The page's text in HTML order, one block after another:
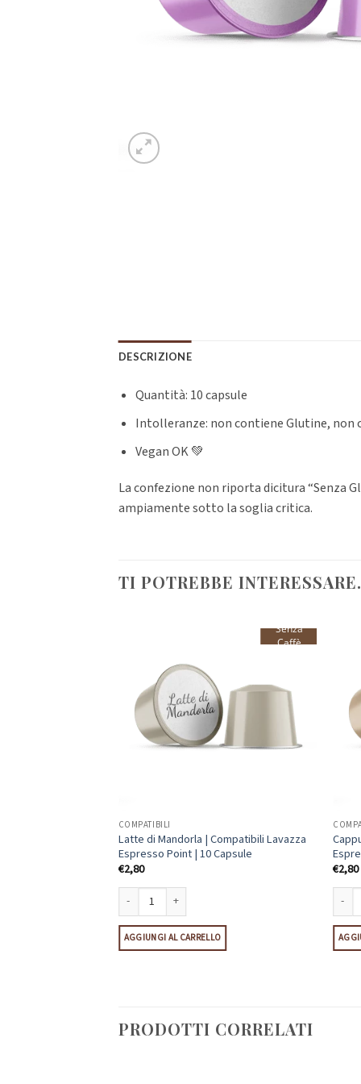
DESCRIZIONE
Quantità: 10 capsule
Intolleranze: non contiene Glutine, non
Vegan OK 💚
La confezione non riporta dicitura “Senza
ampiamente sotto la soglia critica.
TI POTREBBE
Senza
Caffè
COMPATIBILI
Latte di Mandorla | Compatibili Lavazza
Espresso Point | 10 Capsule
€2,80
Latte di Mandorla | Compatibili Lavazza Espresso Point
AGGIUNGI AL CARRELLO
€2,80
Lavazza Espresso Point | 10 Capsule quantità
PRODOTTI CORRELATI